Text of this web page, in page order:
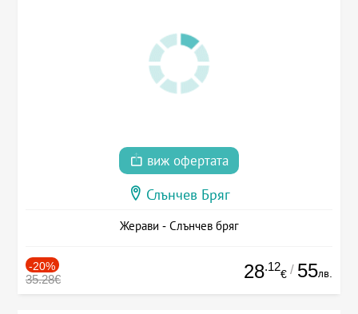
виж офертата
Слънчев Бряг
Жерави - Слънчев бряг
-20%
35.28€ 28.12
€ / 55лв.